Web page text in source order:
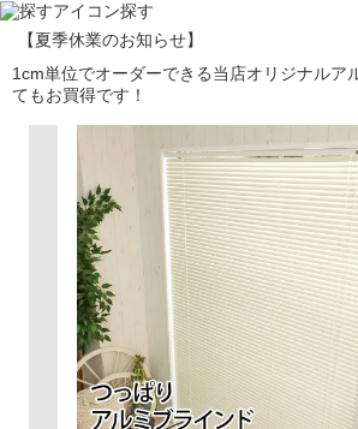
探す
【夏季休業のお知らせ】
1cm単位でオーダーできる当店オリジナルア
てもお買得です！